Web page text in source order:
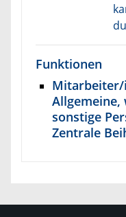
Funktionen
Mitarbeiter/
sonstige
Zentrale